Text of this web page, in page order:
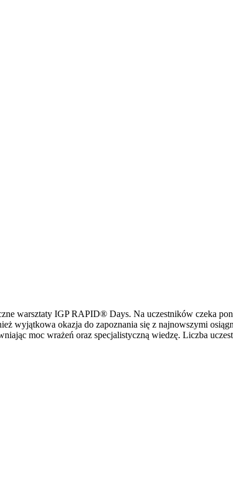
warsztaty IGP RAPID® Days. Na uczestników czeka
wyjątkowa okazja do zapoznania się z najnowszymi
moc wrażeń oraz specjalistyczną wiedzę. Liczba